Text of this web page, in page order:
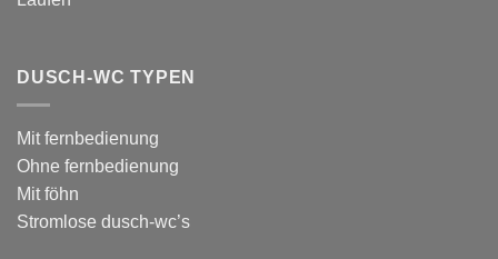
DUSCH-WC TYPEN
Mit fernbedienung
Ohne fernbedienung
Mit föhn
Stromlose dusch-wc’s